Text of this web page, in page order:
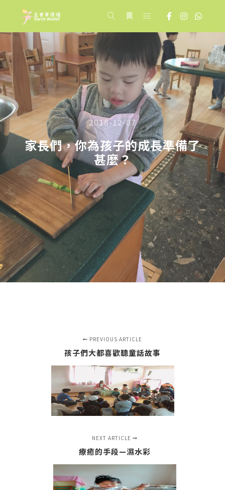
2018-12-07
家長們，你為孩子的成長準備了
甚麼？
PREVIOUS ARTICLE
孩子們大都喜歡聽童話故事
NEXT ARTICLE
療癒的手段—濕水彩